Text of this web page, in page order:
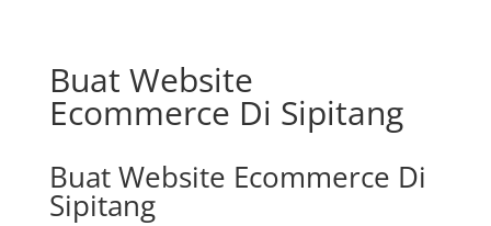
Buat Website
Ecommerce Di Sipitang
Buat Website Ecommerce Di
Sipitang